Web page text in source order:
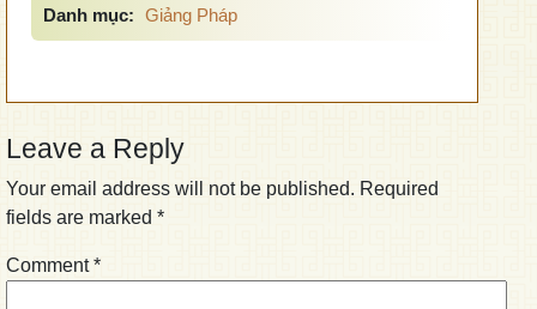
Danh mục: Giảng Pháp
Leave a Reply
Your email address will not be published. Required
fields are marked *
Comment*